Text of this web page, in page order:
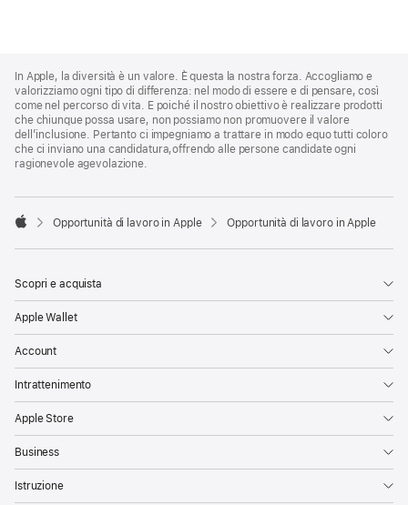
Footer
In Apple, la diversità è un valore. È questa la nostra forza. Accogliamo e
valorizziamo ogni tipo di differenza: nel modo di essere e di pensare, così
come nel percorso di vita. E poiché il nostro obiettivo è realizzare prodotti
che chiunque possa usare, non possiamo non promuovere il valore
dell’inclusione. Pertanto ci impegniamo a trattare in modo equo tutti coloro
che ci inviano una candidatura,offrendo alle persone candidate ogni
ragionevole agevolazione.

Opportunità di lavoro in Apple Opportunità di lavoro in Apple
Scopri e acquista
Apple Wallet
Account
Intrattenimento
Apple Store
Business
Istruzione